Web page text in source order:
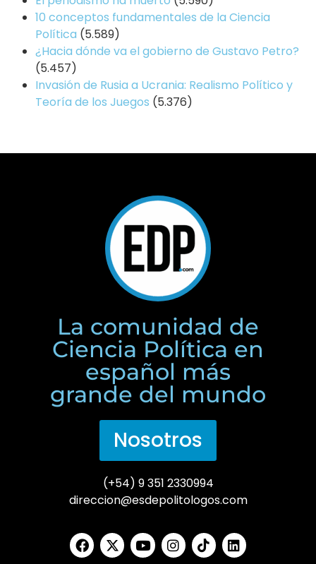
10 conceptos fundamentales de la Ciencia
Política (5.589)
¿Hacia dónde va el gobierno de Gustavo Petro?
(5.457)
Invasión de Rusia a Ucrania: Realismo Político y
Teoría de los Juegos (5.376)
La comunidad de
Ciencia Política en
español más
grande del mundo
Nosotros
(+54) 9 351 2330994
direccion@esdepolitologos.com